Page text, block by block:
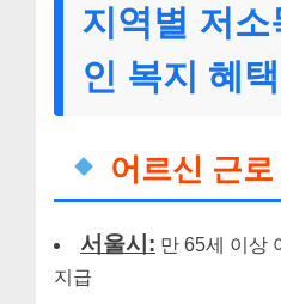
지역별 저소
인 복지 혜택
어르신 근
서울시: 만 65세 이상
지급